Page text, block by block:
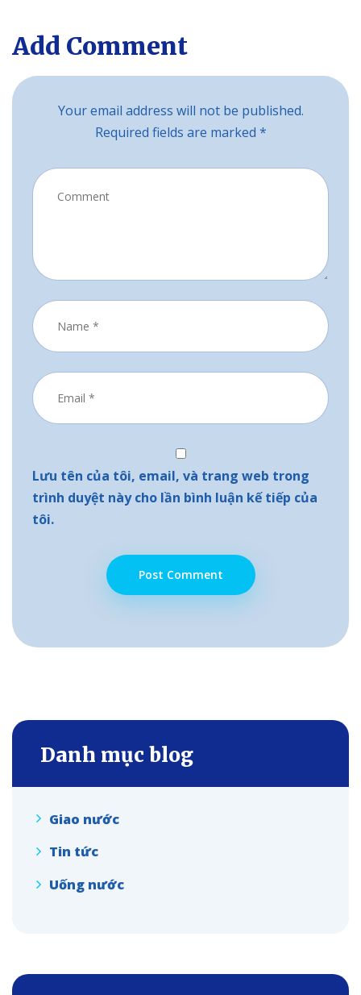
Add Comment
Your email address will not be published.
Required fields are marked *
Lưu tên của tôi, email, và trang web trong
trình duyệt này cho lần bình luận kế tiếp của
tôi.
Danh mục blog
Giao nước
Tin tức
Uống nước